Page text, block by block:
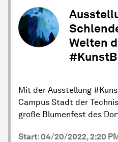
Welten
Mit der Aus­stel­lung
Cam­pus Stadt der
große Blumenfest des
Start: 04/20/2022, 2:20